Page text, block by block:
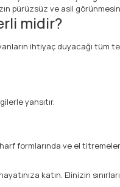
pürüzsüz ve asil
midir?
ihtiyaç duyacağı tüm
yansıtır.
formlarında ve el
katın. Elinizin